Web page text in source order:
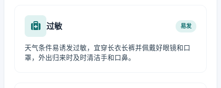
过敏 易发
天气条件易诱发过敏，宜穿长衣长裤并佩戴好眼镜和口
罩，外出归来时及时清洁手和口鼻。